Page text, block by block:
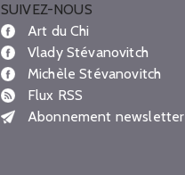
SUIVEZ-NOUS
Art du Chi
Vlady Stévanovitch
Michèle Stévanovitch
Flux RSS
Abonnement newsletter